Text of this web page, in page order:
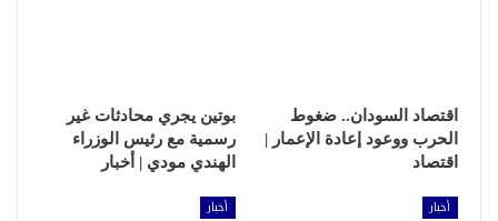
اقتصاد السودان.. ضغوط
الحرب ووعود إعادة الإعمار |
اقتصاد
بوتين يجري محادثات غير
رسمية مع رئيس الوزراء
الهندي مودي | أخبار
أخبار أخبار